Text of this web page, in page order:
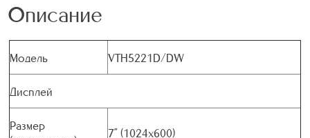
Описание
Модель VTH5221D/DW
Дисплей
Размер
7” (1024x600)